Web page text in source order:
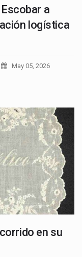
a
logística
May 05, 2026
en su